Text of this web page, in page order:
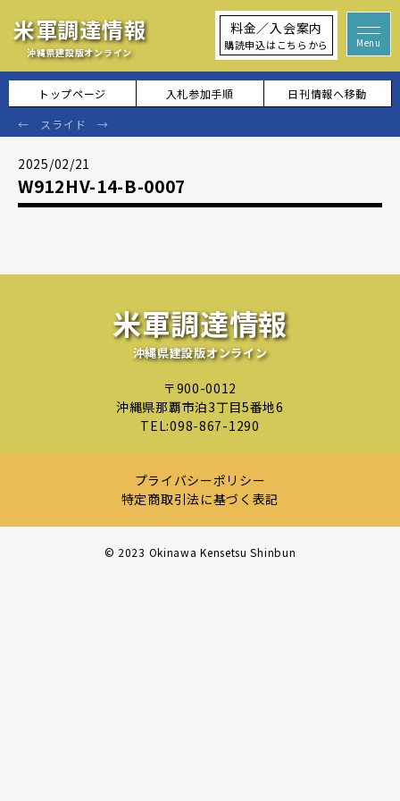
米軍調達情報
沖縄県建設版オンライン
料金／入会案内
購読申込はこちらから
トップページ 入札参加手順 日刊情報へ移動
2025/02/21
W912HV-14-B-0007
米軍調達情報
沖縄県建設版オンライン
〒900-0012
沖縄県那覇市泊3丁目5番地6
TEL:098-867-1290
プライバシーポリシー
特定商取引法に基づく表記
©︎ 2023 Okinawa Kensetsu Shinbun